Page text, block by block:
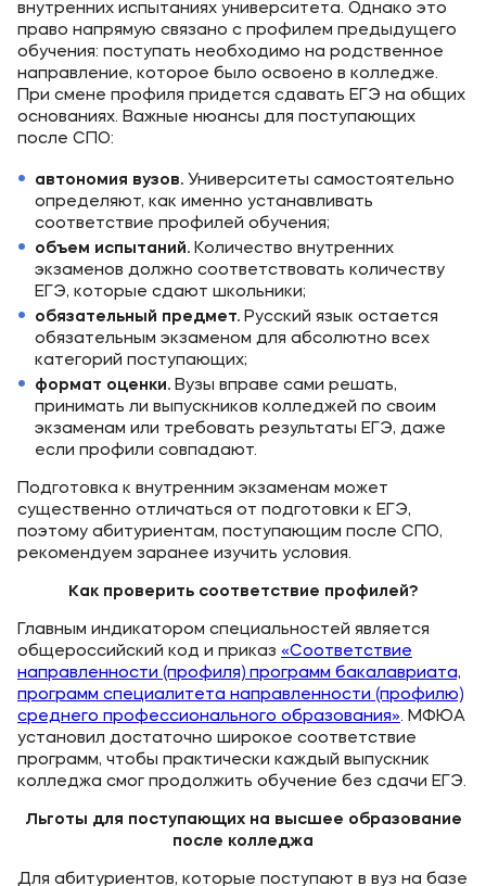
внутренних испытаниях университета. Однако это
право напрямую связано с профилем предыдущего
обучения: поступать необходимо на родственное
направление, которое было освоено в колледже.
При смене профиля придется сдавать ЕГЭ на общих
основаниях. Важные нюансы для поступающих
после СПО:
автономия вузов. Университеты самостоятельно
определяют, как именно устанавливать
соответствие профилей обучения;
объем испытаний. Количество внутренних
экзаменов должно соответствовать количеству
ЕГЭ, которые сдают школьники;
обязательный предмет. Русский язык остается
обязательным экзаменом для абсолютно всех
категорий поступающих;
формат оценки. Вузы вправе сами решать,
принимать ли выпускников колледжей по своим
экзаменам или требовать результаты ЕГЭ, даже
если профили совпадают.
Подготовка к внутренним экзаменам может
существенно отличаться от подготовки к ЕГЭ,
поэтому абитуриентам, поступающим после СПО,
рекомендуем заранее изучить условия.
Как проверить соответствие профилей?
Главным индикатором специальностей является
общероссийский код и приказ «Соответствие
направленности (профиля) программ бакалавриата,
программ специалитета направленности (профилю)
среднего профессионального образования». МФЮА
установил достаточно широкое соответствие
программ, чтобы практически каждый выпускник
колледжа смог продолжить обучение без сдачи ЕГЭ.
Льготы для поступающих на высшее образование
после колледжа
Для абитуриентов, которые поступают в вуз на базе